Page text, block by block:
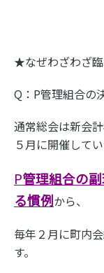
★なぜわざわざ臨
Q：P管理組合の
通常総会は新会
５月に開催してい
P管理組合の
る慣例から、
毎年２月に町内
す。